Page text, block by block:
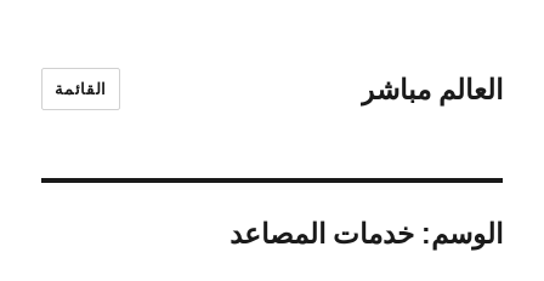
العالم مباشر القائمة
الوسم:خدمات المصاعد